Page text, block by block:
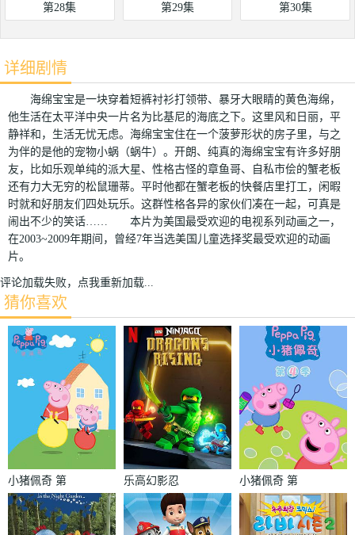
第28集 第29集 第30集
详细剧情
海绵宝宝是一块穿着短裤衬衫打领带、暴牙大眼睛的黄色海绵，
他生活在太平洋中央一片名为比基尼的海底之下。这里风和日丽，平
静祥和，生活无忧无虑。海绵宝宝住在一个菠萝形状的房子里，与之
为伴的是他的宠物小蜗（蜗牛）。开朗、纯真的海绵宝宝有许多好朋
友，比如乐观单纯的派大星、性格古怪的章鱼哥、自私市侩的蟹老板
还有力大无穷的松鼠珊蒂。平时他都在蟹老板的快餐店里打工，闲暇
时就和好朋友们四处玩乐。这群性格各异的家伙们凑在一起，可真是
闹出不少的笑话…… 本片为美国最受欢迎的电视系列动画之一，
在2003~2009年期间，曾经7年当选美国儿童选择奖最受欢迎的动画
片。
评论加载失败，点我重新加载...
猜你喜欢
小猪佩奇 第
一季
乐高幻影忍
者：神龙崛起
小猪佩奇 第
四季